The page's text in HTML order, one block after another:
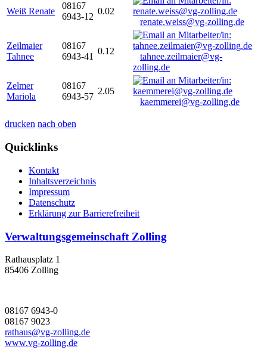
Weiß Renate
08167
6943-12
0.02
renate.weiss@vg-zolling.de
Zeilmaier
Tahnee
08167
6943-41
0.12
tahnee.zeilmaier@vg-
zolling.de
Zelmer
Mariola
08167
6943-57
2.05
kaemmerei@vg-zolling.de
drucken nach oben
Quicklinks
Kontakt
Inhaltsverzeichnis
Impressum
Datenschutz
Erklärung zur Barrierefreiheit
Verwaltungsgemeinschaft Zolling
Rathausplatz 1
85406 Zolling
08167 6943-0
08167 9023
rathaus@vg-zolling.de
www.vg-zolling.de